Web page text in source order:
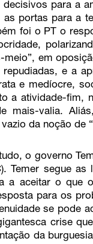
decisivos para a
as portas para a
foi o PT o
meio”, em
repudiadas, e a
e medíocre,
a atividade-fim,
mais-valia.
da noção de
o governo
Temer segue as
a aceitar o que
para os
se pode
crise
da